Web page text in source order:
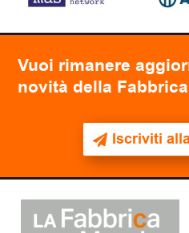
Vuoi rimanere
novità della
Iscriviti